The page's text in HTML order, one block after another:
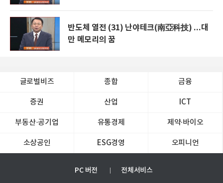
반도체 열전 (31) 난야테크(南亞科技) ...대
만 메모리의 꿈
글로벌비즈 종합 금융
증권 산업 ICT
부동산·공기업 유통경제 제약∙바이오
소상공인 ESG경영 오피니언
PC 버전 전체서비스